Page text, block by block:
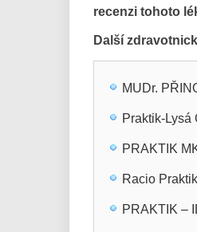
recenzi tohoto
Další
MUDr.
Praktik-Lysá
PRAKTIK
Racio
PRAKTIK –